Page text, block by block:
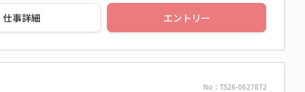
仕事詳細 エントリー
No：TS26-0627872